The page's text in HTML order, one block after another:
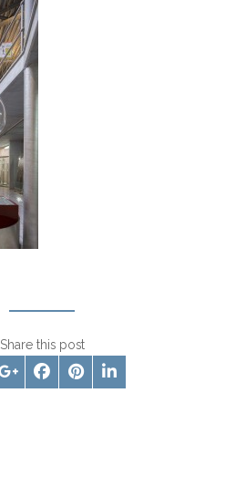
Share this post